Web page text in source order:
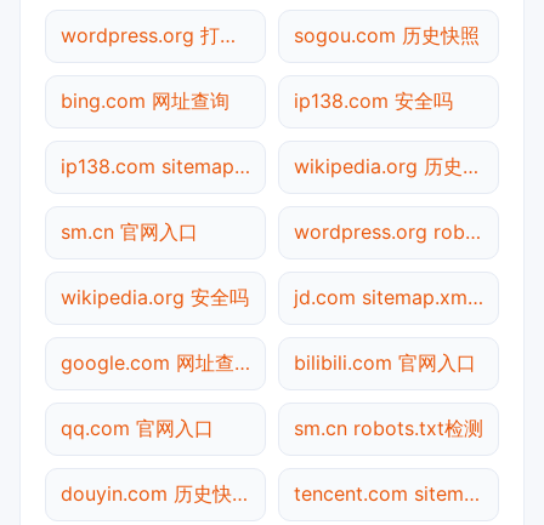
wordpress.org 打不开 sogou.com 历史快照
bing.com 网址查询 ip138.com 安全吗
ip138.com sitemap.xml检测 wikipedia.org 历史快照
sm.cn 官网入口 wordpress.org robots.txt检测
wikipedia.org 安全吗 jd.com sitemap.xml检测
google.com 网址查询 bilibili.com 官网入口
qq.com 官网入口 sm.cn robots.txt检测
douyin.com 历史快照 tencent.com sitemap.xml检测